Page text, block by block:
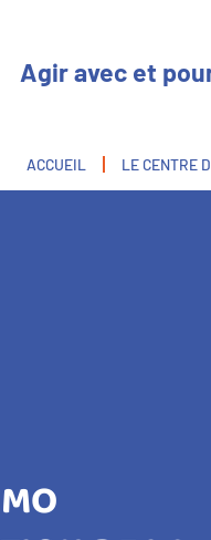
Agir avec et
Fil
d'Ariane
ACCUEIL LE CENTRE